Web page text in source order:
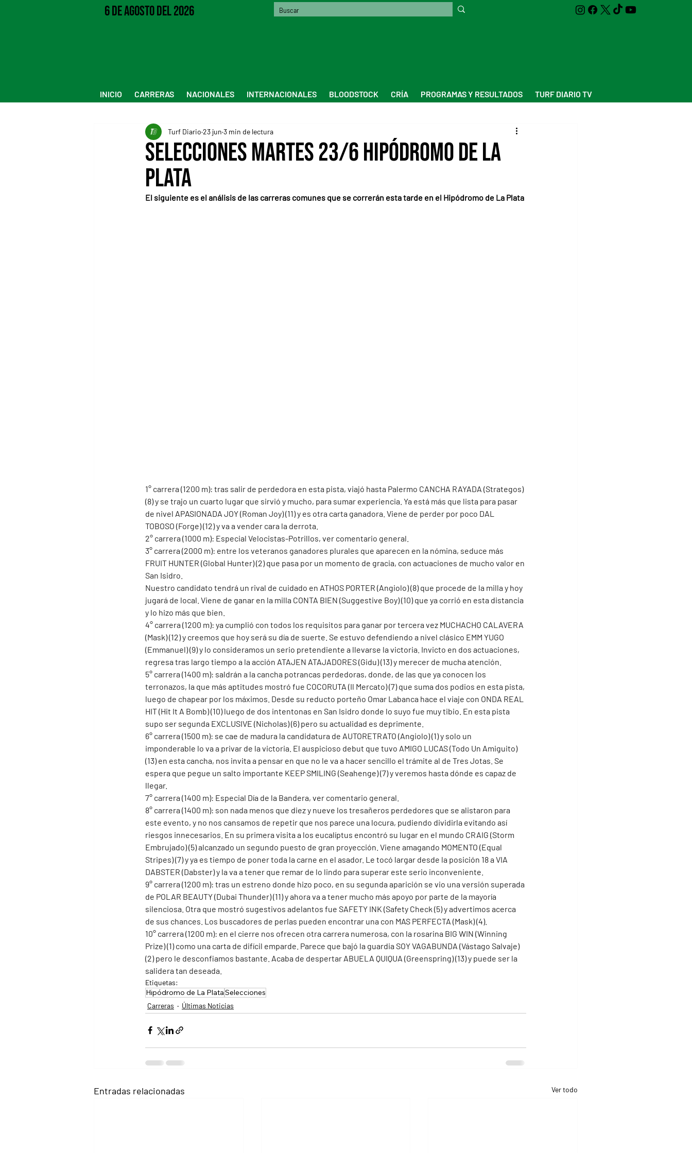
6 de Agosto del 2026
INICIO CARRERAS NACIONALES INTERNACIONALES BLOODSTOCK CRÍA PROGRAMAS Y RESULTADOS TURF DIARIO TV
Selecciones Martes 23/6 Hipódromo de La
Plata
Turf Diario 23 jun 3 min de lectura
El siguiente es el análisis de las carreras comunes que se correrán esta tarde en el Hipódromo de La Plata
1° carrera (1200 m): tras salir de perdedora en esta pista, viajó hasta Palermo CANCHA RAYADA (Strategos)
(8) y se trajo un cuarto lugar que sirvió y mucho, para sumar experiencia. Ya está más que lista para pasar
de nivel APASIONADA JOY (Roman Joy) (11) y es otra carta ganadora. Viene de perder por poco DAL
TOBOSO (Forge) (12) y va a vender cara la derrota.
2° carrera (1000 m): Especial Velocistas-Potrillos, ver comentario general.
3° carrera (2000 m): entre los veteranos ganadores plurales que aparecen en la nómina, seduce más
FRUIT HUNTER (Global Hunter) (2) que pasa por un momento de gracia, con actuaciones de mucho valor en
San Isidro.
Nuestro candidato tendrá un rival de cuidado en ATHOS PORTER (Angiolo) (8) que procede de la milla y hoy
jugará de local. Viene de ganar en la milla CONTA BIEN (Suggestive Boy) (10) que ya corrió en esta distancia
y lo hizo más que bien.
4° carrera (1200 m): ya cumplió con todos los requisitos para ganar por tercera vez MUCHACHO CALAVERA
(Mask) (12) y creemos que hoy será su día de suerte. Se estuvo defendiendo a nivel clásico EMM YUGO
(Emmanuel) (9) y lo consideramos un serio pretendiente a llevarse la victoria. Invicto en dos actuaciones,
regresa tras largo tiempo a la acción ATAJEN ATAJADORES (Gidu) (13) y merecer de mucha atención.
5° carrera (1400 m): saldrán a la cancha potrancas perdedoras, donde, de las que ya conocen los
terronazos, la que más aptitudes mostró fue COCORUTA (Il Mercato) (7) que suma dos podios en esta pista,
luego de chapear por los máximos. Desde su reducto porteño Omar Labanca hace el viaje con ONDA REAL
HIT (Hit It A Bomb) (10) luego de dos intentonas en San Isidro donde lo suyo fue muy tibio. En esta pista
supo ser segunda EXCLUSIVE (Nicholas) (6) pero su actualidad es deprimente.
6° carrera (1500 m): se cae de madura la candidatura de AUTORETRATO (Angiolo) (1) y solo un
imponderable lo va a privar de la victoria. El auspicioso debut que tuvo AMIGO LUCAS (Todo Un Amiguito)
(13) en esta cancha, nos invita a pensar en que no le va a hacer sencillo el trámite al de Tres Jotas. Se
espera que pegue un salto importante KEEP SMILING (Seahenge) (7) y veremos hasta dónde es capaz de
llegar.
7° carrera (1400 m): Especial Día de la Bandera, ver comentario general.
8° carrera (1400 m): son nada menos que diez y nueve los tresañeros perdedores que se alistaron para
este evento, y no nos cansamos de repetir que nos parece una locura, pudiendo dividirla evitando así
riesgos innecesarios. En su primera visita a los eucalíptus encontró su lugar en el mundo CRAIG (Storm
Embrujado) (5) alcanzado un segundo puesto de gran proyección. Viene amagando MOMENTO (Equal
Stripes) (7) y ya es tiempo de poner toda la carne en el asador. Le tocó largar desde la posición 18 a VIA
DABSTER (Dabster) y la va a tener que remar de lo lindo para superar este serio inconveniente.
9° carrera (1200 m): tras un estreno donde hizo poco, en su segunda aparición se vio una versión superada
de POLAR BEAUTY (Dubai Thunder) (11) y ahora va a tener mucho más apoyo por parte de la mayoría
silenciosa. Otra que mostró sugestivos adelantos fue SAFETY INK (Safety Check (5) y advertimos acerca
de sus chances. Los buscadores de perlas pueden encontrar una con MAS PERFECTA (Mask) (4).
10° carrera (1200 m): en el cierre nos ofrecen otra carrera numerosa, con la rosarina BIG WIN (Winning
Prize) (1) como una carta de difícil emparde. Parece que bajó la guardia SOY VAGABUNDA (Vástago Salvaje)
(2) pero le desconfiamos bastante. Acaba de despertar ABUELA QUIQUA (Greenspring) (13) y puede ser la
salidera tan deseada.
Etiquetas:
Hipódromo de La PlataSelecciones
Carreras Últimas Noticias
Entradas relacionadas Ver todo